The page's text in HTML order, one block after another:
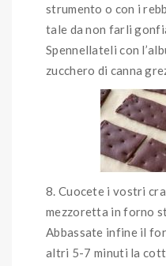
strumento o con i
tale da non farli
Spennellateli con
zucchero di canna
Cuocete i vostri
mezzoretta in forno
Abbassate infine il
altri 5-7 minuti la